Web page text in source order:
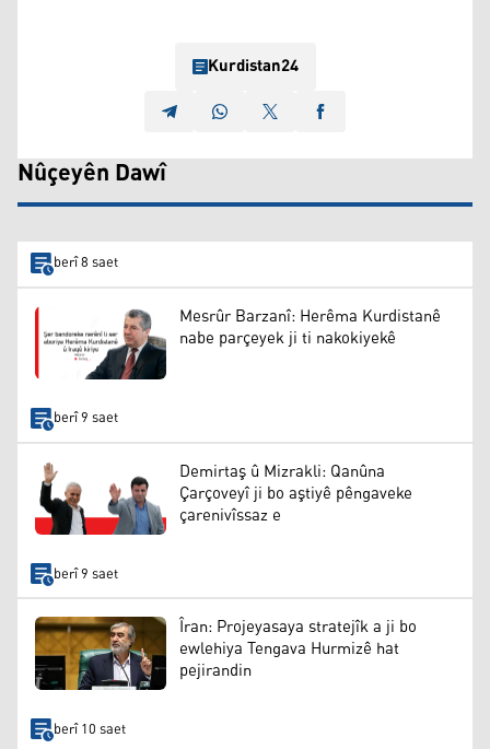
Kurdistan24
Nûçeyên Dawî
berî 8 saet
Mesrûr Barzanî: Herêma Kurdistanê
nabe parçeyek ji ti nakokiyekê
berî 9 saet
Demirtaş û Mizrakli: Qanûna
Çarçoveyî ji bo aştiyê pêngaveke
çarenivîssaz e
berî 9 saet
Îran: Projeyasaya stratejîk a ji bo
ewlehiya Tengava Hurmizê hat
pejirandin
berî 10 saet